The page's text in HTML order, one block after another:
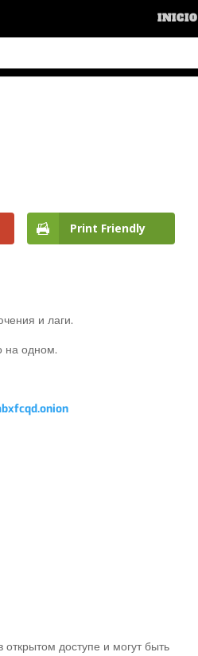
INICIO
Print Friendly
и лаги.
на одном.
доступе и могут быть